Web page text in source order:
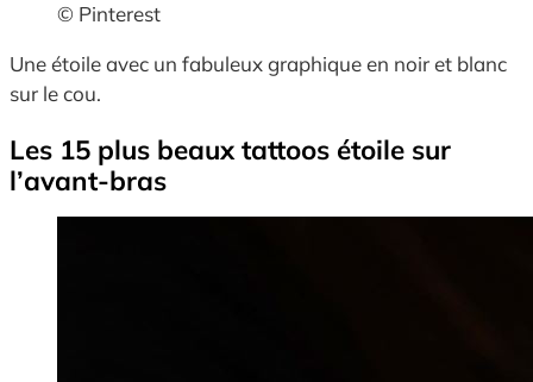
© Pinterest
Une étoile avec un fabuleux graphique en noir et blanc
sur le cou.
Les 15 plus beaux tattoos étoile sur
l’avant-bras